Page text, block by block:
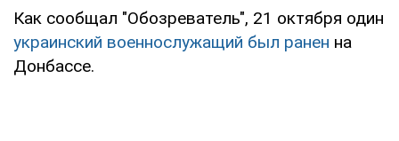
Как сообщал "Обозреватель", 21 октября один
украинский военнослужащий был ранен на
Донбассе.